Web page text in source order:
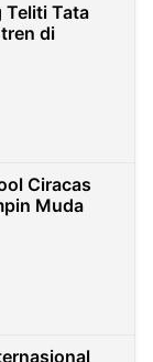
Teliti Tata
di
Ciracas
Muda